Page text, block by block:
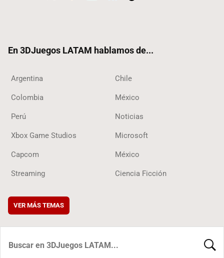
En 3DJuegos LATAM hablamos de...
Argentina Chile
Colombia México
Perú Noticias
Xbox Game Studios Microsoft
Capcom México
Streaming Ciencia Ficción
VER MÁS TEMAS